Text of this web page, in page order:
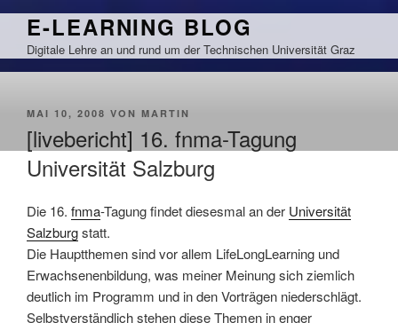
Zum
springen
E-LEARNING BLOG
Digitale Lehre an und rund um der Technischen Universität Graz
VERÖFFENTLICHT
MAI 10, 2008 VON MARTIN
[livebericht] 16. fnma-Tagung
Universität Salzburg
Die 16. fnma-Tagung findet diesesmal an der Universität
Salzburgstatt.
Die Hauptthemen sind vor allem LifeLongLearning und
Erwachsenenbildung, was meiner Meinung sich ziemlich
deutlich im Programm und in den Vorträgen niederschlägt.
Selbstverständlich stehen diese Themen in enger